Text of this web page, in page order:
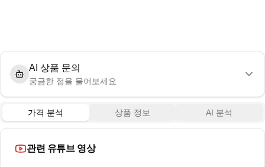
AI 상품 문의
궁금한 점을 물어보세요
가격 분석 상품 정보 AI 분석
관련 유튜브 영상